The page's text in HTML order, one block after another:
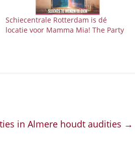
Schiecentrale Rotterdam is dé
locatie voor Mamma Mia! The Party
in Almere houdt audities →